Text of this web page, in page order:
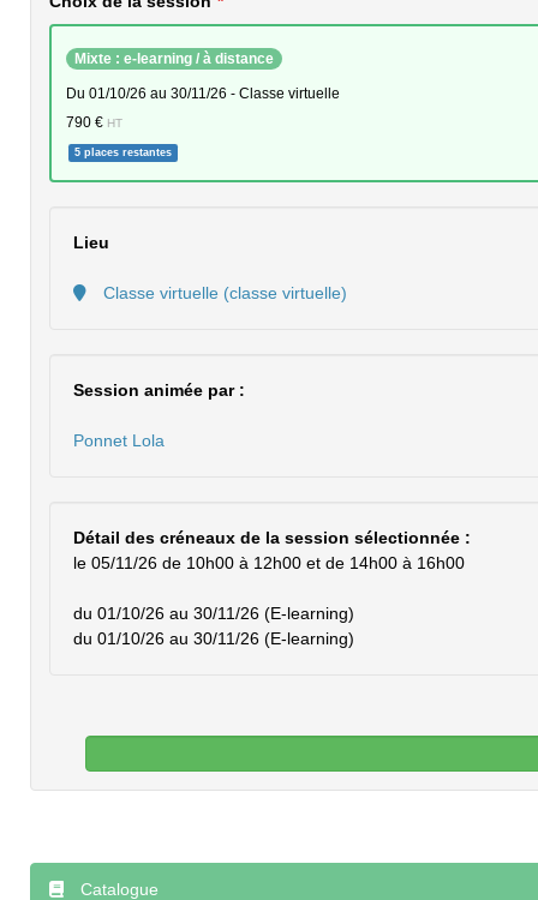
Mixte : e-learning / à distance
du 01/10/26 au 30/11/26 - Classe virtuelle
790 € HT
5 places restantes
Lieu
Classe virtuelle (classe virtuelle)
Session animée par :
Ponnet Lola
Détail des créneaux de la session sélectionnée :
le 05/11/26 de 10h00 à 12h00 et de 14h00 à 16h00
du 01/10/26 au 30/11/26 (E-learning)
du 01/10/26 au 30/11/26 (E-learning)
Catalogue